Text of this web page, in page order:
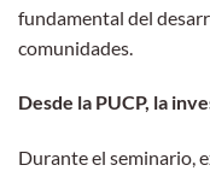
fundamental del
comunidades.
Desde la PUCP, la
Durante el seminario,